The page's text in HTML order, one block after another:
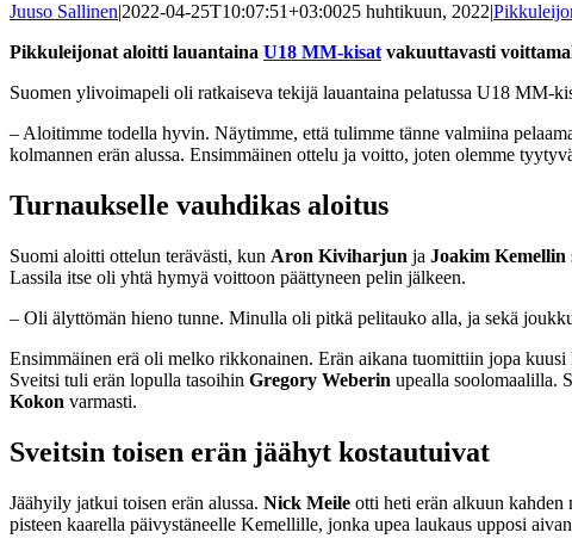
Juuso Sallinen|2022-04-25T10:07:51+03:0025 huhtikuun, 2022|
Pikkuleijonat aloitti lauantaina U18 MM-kisatvakuuttavasti
Suomen ylivoimapeli oli ratkaiseva tekijä lauantaina pelatussa U18 MM-
– Aloitimme todella hyvin. Näytimme, että tulimme tänne valmiina
kolmannen erän alussa. Ensimmäinen ottelu ja voitto, joten olemme
Turnaukselle vauhdikas aloitus
Suomi aloitti ottelun terävästi, kun Aron Kiviharjun ja Joakim Kemellin
Lassila itse oli yhtä hymyä voittoon päättyneen pelin jälkeen.
– Oli älyttömän hieno tunne. Minulla oli pitkä pelitauko alla, ja sekä
Ensimmäinen erä oli melko rikkonainen. Erän aikana tuomittiin jopa
Sveitsi tuli erän lopulla tasoihin Gregory Weberin upealla soolomaalilla.
Kokon varmasti.
Sveitsin toisen erän jäähyt kostautuivat
Jäähyily jatkui toisen erän alussa. Nick Meile otti heti erän alkuun kahden
pisteen kaarella päivystäneelle Kemellille, jonka upea laukaus upposi